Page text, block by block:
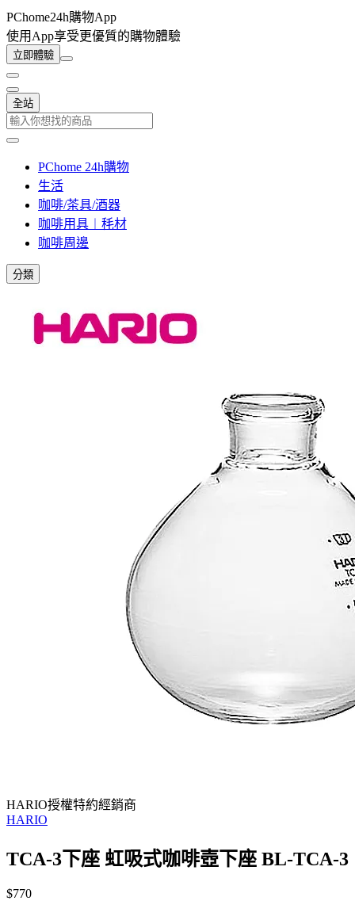
PChome24h購物App
使用App享受更優質的購物體驗
立即體驗
全站
PChome 24h購物
生活
咖啡/茶具/酒器
咖啡用具︱秏材
咖啡周邊
分類
HARIO授權特約經銷商
HARIO
TCA-3下座 虹吸式咖啡壺下座 BL-TCA-3
$770